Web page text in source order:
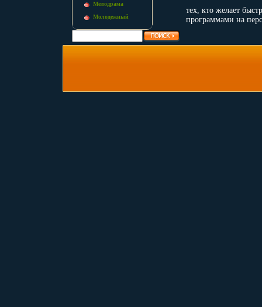
Мелодрама
Молодежный
тех, кто желает
программами на